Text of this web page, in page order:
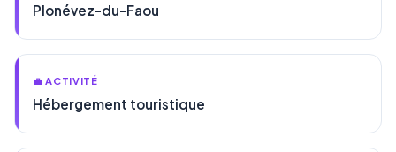
Plonévez-du-Faou
💼 ACTIVITÉ
Hébergement touristique